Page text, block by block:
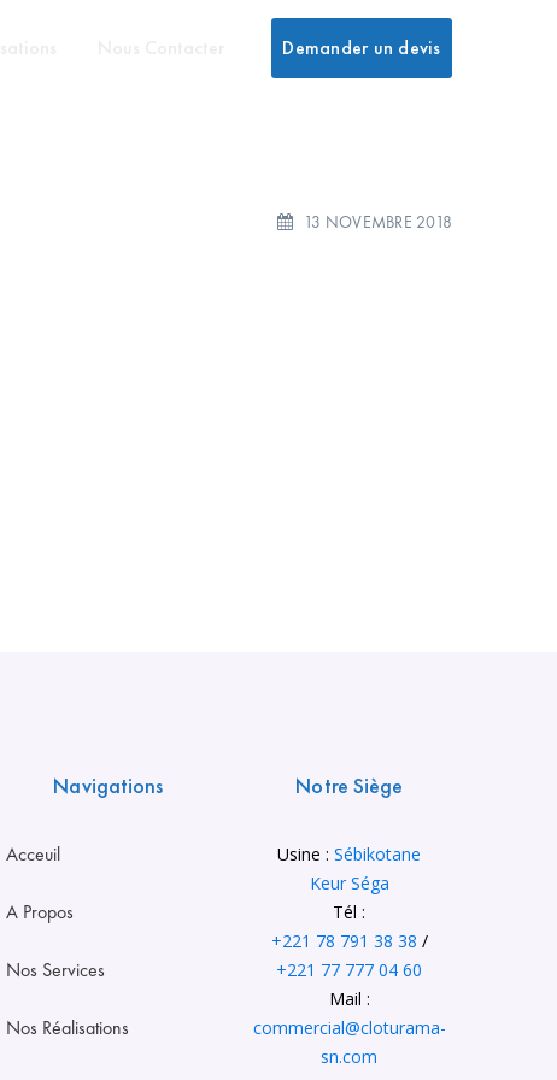
Demander un devis
13 NOVEMBRE 2018
Navigations
Acceuil
A Propos
Nos Services
Nos Réalisations
Notre Siège
Usine :Sébikotane
Keur Séga
Tél :
+221 78 791 38 38 /
+221 77 777 04 60
Mail :
commercial@cloturama-
sn.com